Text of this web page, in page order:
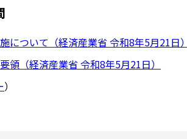
について（経済産業省 令和8年5月21日）
領（経済産業省 令和8年5月21日）
）